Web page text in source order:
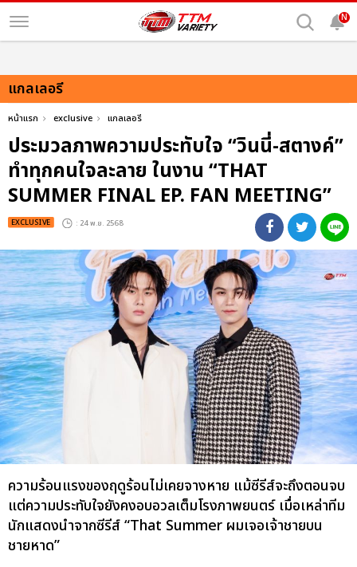
N
แกลเลอรี
หน้าแรก exclusive แกลเลอรี
ประมวลภาพความประทับใจ “วินนี่-สตางค์”
ทำทุกคนใจละลาย ในงาน “THAT
SUMMER FINAL EP. FAN MEETING”
EXCLUSIVE : 24 พ.ย. 2568
ความร้อนแรงของฤดูร้อนไม่เคยจางหาย แม้ซีรีส์จะถึงตอนจบ
แต่ความประทับใจยังคงอบอวลเต็มโรงภาพยนตร์ เมื่อเหล่าทีม
นักแสดงนำจากซีรีส์ “That Summer ผมเจอเจ้าชายบน
ชายหาด”